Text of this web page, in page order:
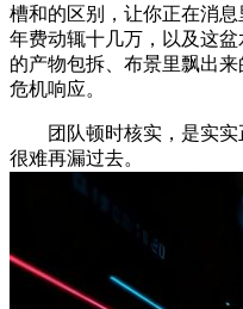
槽和的区别，让你正在消
年费动辄十几万，以及这
的产物包拆、布景里飘出
危机响应。
团队顿时核实，是实实
很难再漏过去。